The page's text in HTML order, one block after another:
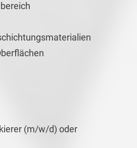
(m/w/d) oder